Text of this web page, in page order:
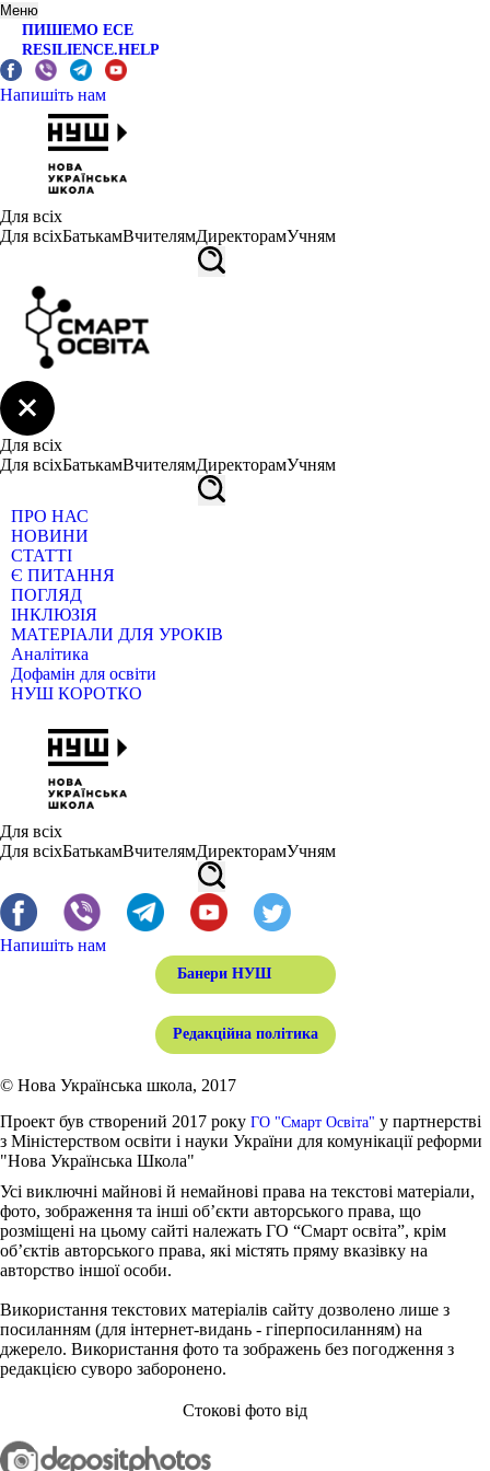
Меню
ПИШЕМО ЕСЕ
RESILIENCE.HELP
Напишіть нам
Для всіх
Для всіхБатькамВчителямДиректорамУчням
Для всіх
Для всіхБатькамВчителямДиректорамУчням
ПРО НАС
НОВИНИ
СТАТТІ
Є ПИТАННЯ
ПОГЛЯД
ІНКЛЮЗІЯ
МАТЕРІАЛИ ДЛЯ УРОКІВ
Аналітика
Дофамін для освіти
НУШ КОРОТКО
Для всіх
Для всіхБатькамВчителямДиректорамУчням
Напишіть нам
Банери НУШ
Редакційна політика
© Нова Українська школа, 2017
Проект був створений 2017 року ГО "Смарт Освіта" у партнерстві
з Міністерством освіти і науки України для комунікації реформи
"Нова Українська Школа"
Усі виключні майнові й немайнові права на текстові матеріали,
фото, зображення та інші об’єкти авторського права, що
розміщені на цьому сайті належать ГО “Смарт освіта”, крім
об’єктів авторського права, які містять пряму вказівку на
авторство іншої особи.
Використання текстових матеріалів сайту дозволено лише з
посиланням (для інтернет-видань - гіперпосиланням) на
джерело. Використання фото та зображень без погодження з
редакцією суворо заборонено.
Стокові фото від